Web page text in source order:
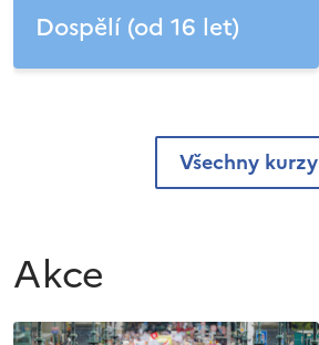
Dospělí (od 16 let)
Všechny kurzy
Akce